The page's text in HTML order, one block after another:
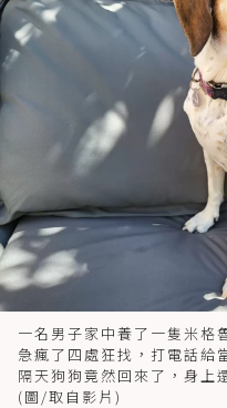
一名男子家中養了一隻米格
急瘋了四處狂找，打電話給
隔天狗狗竟然回來了，身上
(圖/取自影片)